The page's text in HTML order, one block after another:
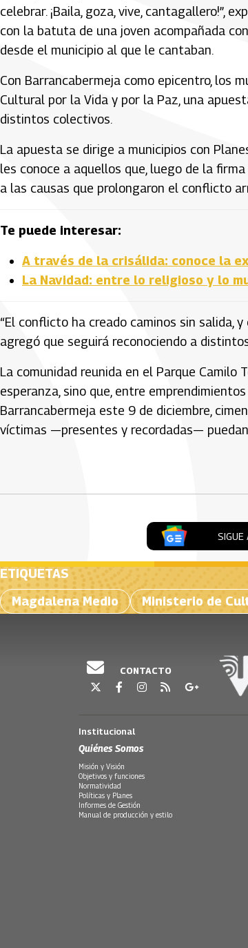
celebrar. ¡Baila, goza, vive, cantagallero!”,
con la batuta de una joven acompañada
desde el municipio al que le cantaban.
Con Barrancabermeja como epicentro, los
Cultural por la Vida y por la Paz, una
distintos colectivos.
La apuesta se dirige a municipios con
les conoce a aquellos que, luego de la
a las causas que prolongaron el conflicto
Te puede interesar:
A través de la crisálida: conoce la
La Navidad: entre lo religioso y lo
“El conflicto ha creado caminos sin salida,
agregó que seguirá reconociendo a
La comunidad reunida en el Parque
esperanza, sino que, entre
Barrancabermeja este 9 de diciembre,
víctimas —presentes y recordadas—
SIGUE
ETIQUETAS
Magdalena Medio
Ministerio de
CONTACTO
Institucional
Quiénes Somos
Misión y Visión
Objetivos y funciones
Normatividad
Políticas y Planes
Informes de Gestión
Manual de producción y estilo